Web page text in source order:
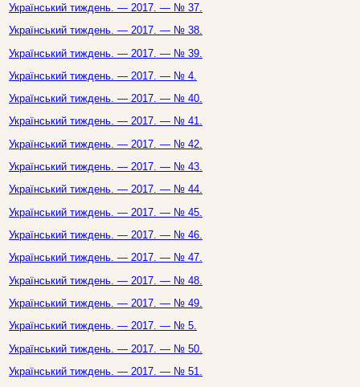
Український тиждень. — 2017. — № 37.
Український тиждень. — 2017. — № 38.
Український тиждень. — 2017. — № 39.
Український тиждень. — 2017. — № 4.
Український тиждень. — 2017. — № 40.
Український тиждень. — 2017. — № 41.
Український тиждень. — 2017. — № 42.
Український тиждень. — 2017. — № 43.
Український тиждень. — 2017. — № 44.
Український тиждень. — 2017. — № 45.
Український тиждень. — 2017. — № 46.
Український тиждень. — 2017. — № 47.
Український тиждень. — 2017. — № 48.
Український тиждень. — 2017. — № 49.
Український тиждень. — 2017. — № 5.
Український тиждень. — 2017. — № 50.
Український тиждень. — 2017. — № 51.